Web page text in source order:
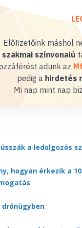
Előfizetőink máshol
szakmai színvonalú
adunk az
pedig ahirdetés
Mi nap mint nap
a ledolgozós
hogyan érkezik a
drónügyben